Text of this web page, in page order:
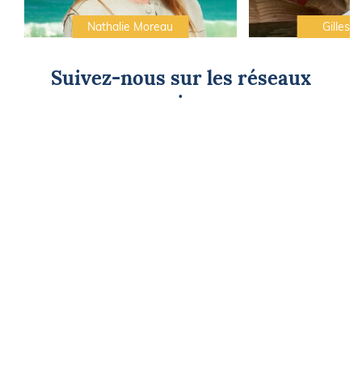
Nathalie Moreau Gilles
Suivez-nous sur les réseaux
sociaux